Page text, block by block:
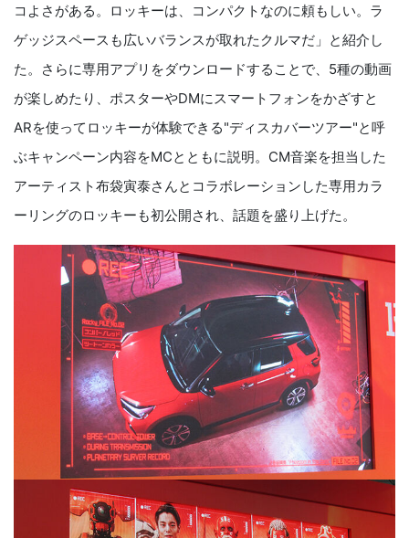
コよさがある。ロッキーは、コンパクトなのに頼もしい。ラ
ゲッジスペースも広いバランスが取れたクルマだ」と紹介し
た。さらに専用アプリをダウンロードすることで、5種の動画
が楽しめたり、ポスターやDMにスマートフォンをかざすと
ARを使ってロッキーが体験できる"ディスカバーツアー"と呼
ぶキャンペーン内容をMCとともに説明。CM音楽を担当した
アーティスト布袋寅泰さんとコラボレーションした専用カラ
ーリングのロッキーも初公開され、話題を盛り上げた。